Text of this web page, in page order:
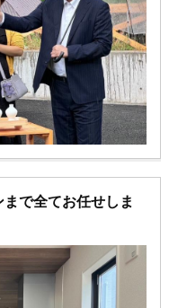
で全てお任せしま
ざいます♪